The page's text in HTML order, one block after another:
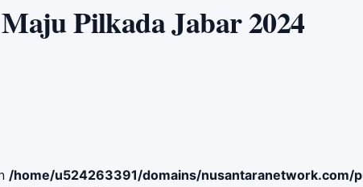
Pilkada Jabar 2024
/home/u524263391/domains/nusantaranetwork.com/